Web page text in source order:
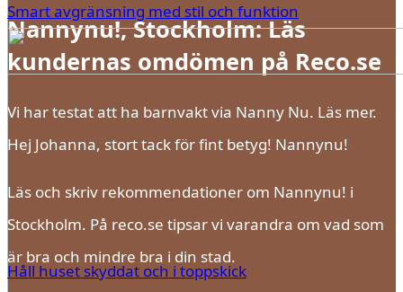
Smart avgränsning med stil och funktion
Håll huset skyddat och i toppskick
Nannynu!, Stockholm: Läs
kundernas omdömen på Reco.se
Vi har testat att ha barnvakt via Nanny Nu. Läs mer.
Hej Johanna, stort tack för fint betyg! Nannynu!
Läs och skriv rekommendationer om Nannynu! i
Stockholm. På reco.se tipsar vi varandra om vad som
är bra och mindre bra i din stad.